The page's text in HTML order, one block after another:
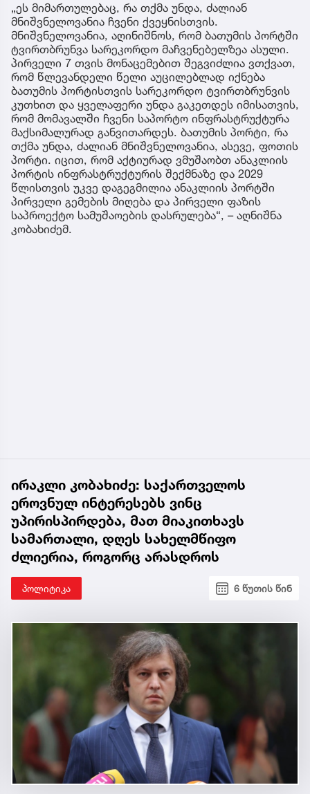
„ეს მიმართულებაც, რა თქმა უნდა, ძალიან
მნიშვნელოვანია ჩვენი ქვეყნისთვის.
მნიშვნელოვანია, აღინიშნოს, რომ ბათუმის პორტში
ტვირთბრუნვა სარეკორდო მაჩვენებელზეა ასული.
პირველი 7 თვის მონაცემებით შეგვიძლია ვთქვათ,
რომ წლევანდელი წელი აუცილებლად იქნება
ბათუმის პორტისთვის სარეკორდო ტვირთბრუნვის
კუთხით და ყველაფერი უნდა გაკეთდეს იმისათვის,
რომ მომავალში ჩვენი საპორტო ინფრასტრუქტურა
მაქსიმალურად განვითარდეს. ბათუმის პორტი, რა
თქმა უნდა, ძალიან მნიშვნელოვანია, ასევე, ფოთის
პორტი. იცით, რომ აქტიურად ვმუშაობთ ანაკლიის
პორტის ინფრასტრუქტურის შექმნაზე და 2029
წლისთვის უკვე დაგეგმილია ანაკლიის პორტში
პირველი გემების მიღება და პირველი ფაზის
საპროექტო სამუშაოების დასრულება“, – აღნიშნა
კობახიძემ.
ირაკლი კობახიძე: საქართველოს
ეროვნულ ინტერესებს ვინც
უპირისპირდება, მათ მიაკითხავს
სამართალი, დღეს სახელმწიფო
ძლიერია, როგორც არასდროს
პოლიტიკა 6 წუთის წინ